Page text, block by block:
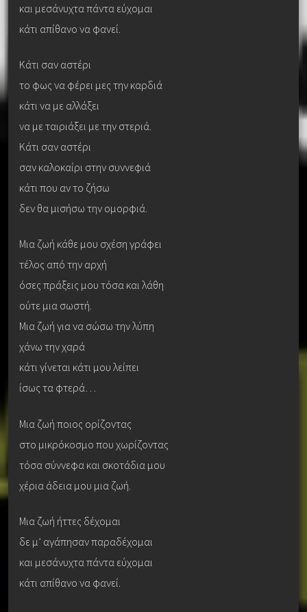
και μεσάνυχτα πάντα εύχομαι
κάτι απίθανο να φανεί.
Κάτι σαν αστέρι
το φως να φέρει μες την καρδιά
κάτι να με αλλάξει
να με ταιριάξει με την στεριά.
Κάτι σαν αστέρι
σαν καλοκαίρι στην συννεφιά
κάτι που αν το ζήσω
δεν θα μισήσω την ομορφιά.
Μια ζωή κάθε μου σχέση γράφει
τέλος από την αρχή
όσες πράξεις μου τόσα και λάθη
ούτε μια σωστή.
Μια ζωή για να σώσω την λύπη
χάνω την χαρά
κάτι γίνεται κάτι μου λείπει
ίσως τα φτερά…
Μια ζωή ποιος ορίζοντας
στο μικρόκοσμο που χωρίζοντας
τόσα σύννεφα και σκοτάδια μου
χέρια άδεια μου μια ζωή.
Μια ζωή ήττες δέχομαι
δε μ’ αγάπησαν παραδέχομαι
και μεσάνυχτα πάντα εύχομαι
κάτι απίθανο να φανεί.